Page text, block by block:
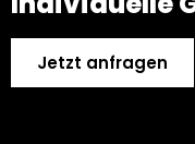
Jetzt anfragen